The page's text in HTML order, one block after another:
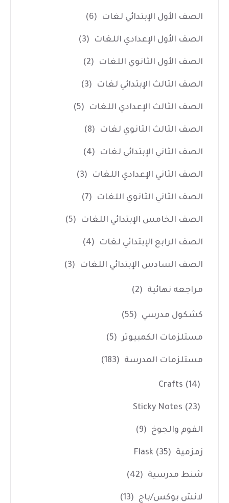
الصف الأول الإبتدائي لغات (6)
الصف الأول الإعدادي اللغات (3)
الصف الأول الثانوي اللغات (2)
الصف الثالث الإبتدائي لغات (3)
الصف الثالث الإعدادي اللغات (5)
الصف الثالث الثانوي لغات (8)
الصف الثاني الإبتدائي لغات (4)
الصف الثاني الإعدادي اللغات (3)
الصف الثاني الثانوي اللغات (7)
الصف الخامس الإبتدائي اللغات (5)
الصف الرابع الإبتدائي لغات (4)
الصف السادس الإبتدائي اللغات (3)
مراجعه نهائية (2)
كشكول مدرسي (55)
مستلزمات الكمبيوتر (5)
مستلزمات المدرسة (183)
Crafts (14)
Sticky Notes (23)
الفوم والجوخ (9)
زمزمية Flask (35)
شنط مدرسية (42)
لانش بوكس/باج (13)